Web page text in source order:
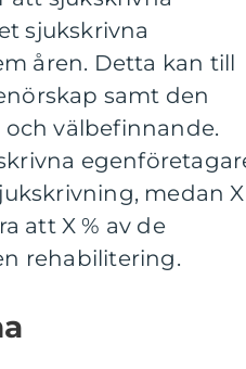
sjukskrivna
åren. Detta kan till
samt den
välbefinnande.
medan X
att X % av de
rehabilitering.